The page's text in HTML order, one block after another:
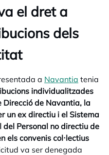
el dret a
dels
a Navantia tenia
individualitzades
Direcció de Navantia, la
un ex directiu i el Sistema
Personal no directiu de
els convenis col·lectius
va ser denegada